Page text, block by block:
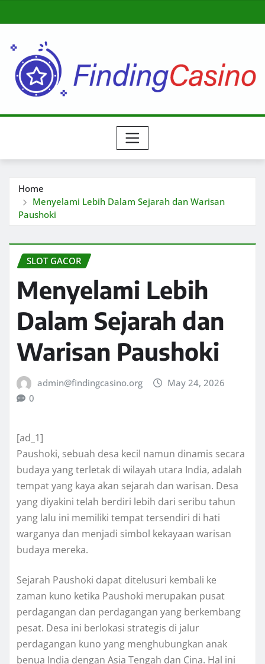
to
Home
Menyelami Lebih Dalam Sejarah dan Warisan
Paushoki
SLOT GACOR
Menyelami Lebih
Dalam Sejarah dan
Warisan Paushoki
admin@findingcasino.org
May 24, 2026
0
[ad_1]
Paushoki, sebuah desa kecil namun dinamis secara
budaya yang terletak di wilayah utara India, adalah
tempat yang kaya akan sejarah dan warisan. Desa
yang diyakini telah berdiri lebih dari seribu tahun
yang lalu ini memiliki tempat tersendiri di hati
warganya dan menjadi simbol kekayaan warisan
budaya mereka.
Sejarah Paushoki dapat ditelusuri kembali ke
zaman kuno ketika Paushoki merupakan pusat
perdagangan dan perdagangan yang berkembang
pesat. Desa ini berlokasi strategis di jalur
perdagangan kuno yang menghubungkan anak
benua India dengan Asia Tengah dan Cina. Hal ini